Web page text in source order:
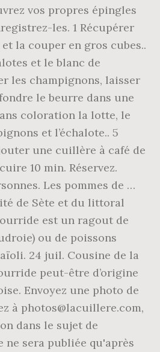
vos propres épingles
les. 1 Récupérer
la couper en gros cubes..
et le blanc de
les champignons, laisser
le beurre dans une
coloration la lotte, le
et l’échalote.. 5
une cuillère à café de
10 min. Réservez.
Les pommes de …
de Sète et du littoral
est un ragout de
ou de poissons
24 juil. Cousine de la
peut-être d’origine
Envoyez une photo de
à photos@lacuillere.com,
dans le sujet de
ne sera publiée qu'après